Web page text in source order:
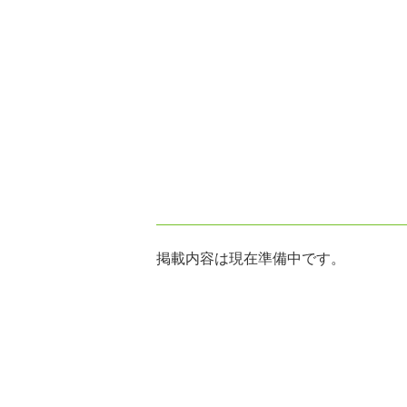
掲載内容は現在準備中です。